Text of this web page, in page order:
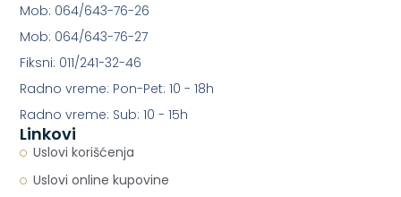
Linkovi
Uslovi korišćenja
Uslovi online kupovine
Mob: 064/643-76-26
Mob: 064/643-76-27
Fiksni: 011/241-32-46
Radno vreme: Pon-Pet: 10 - 18h
Radno vreme: Sub: 10 - 15h